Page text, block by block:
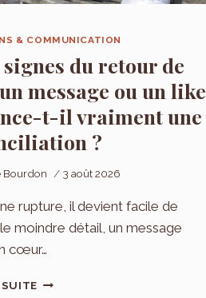
& COMMUNICATION
signes du retour de
un message ou un like
t-il vraiment une
?
Bourdon 3 août 2026
rupture, il devient facile de
moindre détail, un message
cœur…
FAUX